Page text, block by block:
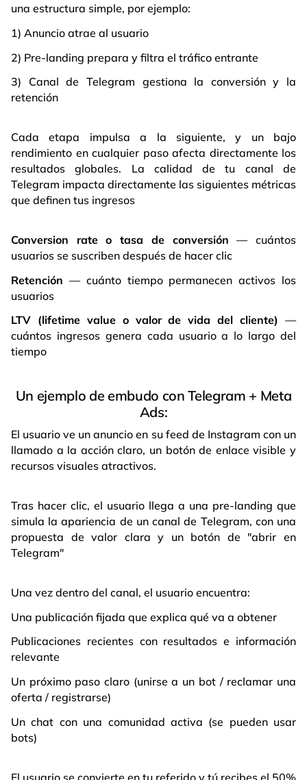
una estructura simple, por ejemplo:
1) Anuncio atrae al usuario
2) Pre-landing prepara y filtra el tráfico entrante
3) Canal de Telegram gestiona la conversión y la
retención
Cada etapa impulsa a la siguiente, y un bajo
rendimiento en cualquier paso afecta directamente los
resultados globales. La calidad de tu canal de
Telegram impacta directamente las siguientes métricas
que definen tus ingresos
Conversion rate o tasa de conversión — cuántos
usuarios se suscriben después de hacer clic
Retención — cuánto tiempo permanecen activos los
usuarios
LTV (lifetime value o valor de vida del cliente) —
cuántos ingresos genera cada usuario a lo largo del
tiempo
Un ejemplo de embudo con Telegram + Meta
Ads:
El usuario ve un anuncio en su feed de Instagram con un
llamado a la acción claro, un botón de enlace visible y
recursos visuales atractivos.
Tras hacer clic, el usuario llega a una pre-landing que
simula la apariencia de un canal de Telegram, con una
propuesta de valor clara y un botón de "abrir en
Telegram"
Una vez dentro del canal, el usuario encuentra:
Una publicación fijada que explica qué va a obtener
Publicaciones recientes con resultados e información
relevante
Un próximo paso claro (unirse a un bot / reclamar una
oferta / registrarse)
Un chat con una comunidad activa (se pueden usar
bots)
El usuario se convierte en tu referido y tú recibes el 50%